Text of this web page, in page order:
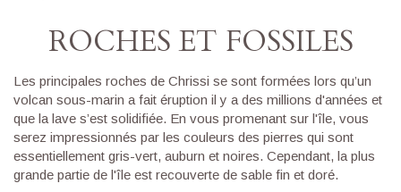
ROCHES ET FOSSILES
Les principales roches de Chrissi se sont formées lors qu’un
volcan sous-marin a fait éruption il y a des millions d'années et
que la lave s’est solidifiée. En vous promenant sur l'île, vous
serez impressionnés par les couleurs des pierres qui sont
essentiellement gris-vert, auburn et noires. Cependant, la plus
grande partie de l'île est recouverte de sable fin et doré.